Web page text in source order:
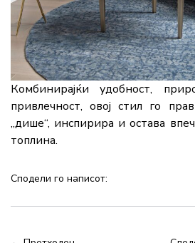
Комбинирајќи удобност,
привлечност, овој стил го
„дише“, инспирира и остава
топлина.
Сподели го написот: